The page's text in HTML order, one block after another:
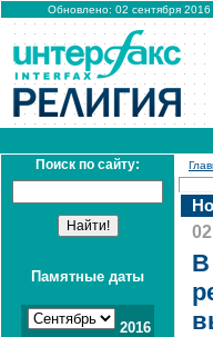
Обновлено: 02 сентября
Поиск по сайту:
Памятные даты
2016
В